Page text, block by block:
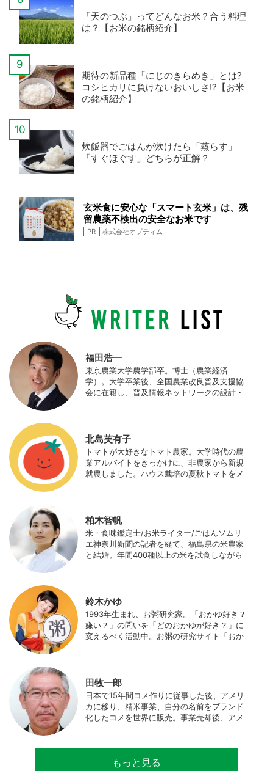
「天のつぶ」ってどんなお米？合う料理
は？【お米の銘柄紹介】
期待の新品種「にじのきらめき」とは?
コシヒカリに負けないおいしさ!?【お米
の銘柄紹介】
炊飯器でごはんが炊けたら「蒸らす」
「すぐほぐす」どちらが正解？
玄米食に安心な「スマート玄米」は、残
留農薬不検出の安全なお米です
PR 株式会社オプティム
福田浩一
東京農業大学農学部卒。博士（農業経済
学）。大学卒業後、全国農業改良普及支援協
会に在籍し、普及情報ネットワークの設計・
の実証試験や農産物輸出などに関わった。主
にスマート農業の実証試験やコンサルなどに
携わっている。 HP：http://www.ijas.co.jp/
北島芙有子
トマトが大好きなトマト農家。大学時代の農
業アルバイトをきっかけに、非農家から新規
就農しました。ハウス栽培の夏秋トマトをメ
柏木智帆
米・食味鑑定士/お米ライター/ごはんソムリ
エ神奈川新聞の記者を経て、福島県の米農家
と結婚。年間400種以上の米を試食しながら
食事やお弁当づくりを通して、食育にも目を
向けている。プロフィール写真 ©杉山晃造
鈴木かゆ
1993年生まれ、お粥研究家。「おかゆ好き？
嫌い？」の問いを「どのおかゆが好き？」に
変えるべく活動中。お粥の研究サイト「おか
田牧一郎
日本で15年間コメ作りに従事した後、アメリ
カに移り、精米事業、自分の名前をブランド
化したコメを世界に販売。事業売却後、アメ
サルティングとして関わり、企業などの依頼
で世界12カ国の良質米生産可能産地を訪問調
もっと見る